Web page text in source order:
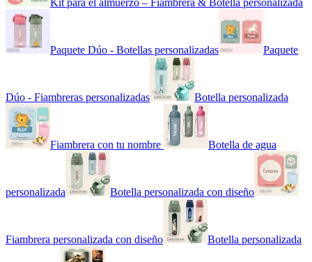
Kit para el almuerzo – Fiambrera & Botella personalizada
Paquete Dúo - Botellas personalizadas Paquete
Dúo - Fiambreras personalizadas Botella personalizada
Fiambrera con tu nombre Botella de agua
personalizada Botella personalizada con diseño
Fiambrera personalizada con diseño Botella personalizada